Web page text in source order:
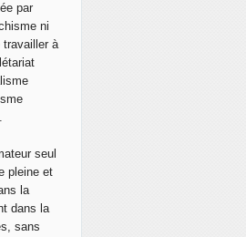
par
ni
à
seul
pleine et
la
dans la
sans